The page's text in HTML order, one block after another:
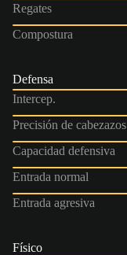
Regates
Compostura
Defensa
Intercep.
Precisión de cabezazos
Capacidad defensiva
Entrada normal
Entrada agresiva
Físico